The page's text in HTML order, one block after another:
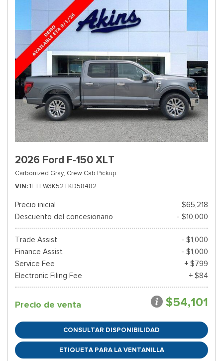
2026 Ford F-150 XLT
Carbonized Gray, Crew Cab Pickup
VIN 1FTEW3K52TKD58482
Precio inicial
$65,218
Descuento del concesionario
- $10,000
Trade Assist
- $1,000
Finance Assist
- $1,000
Service Fee
+ $799
Electronic Filing Fee
+ $84
Precio de venta $54,101
CONSULTAR DISPONIBILIDAD
ETIQUETA PARA LA VENTANILLA